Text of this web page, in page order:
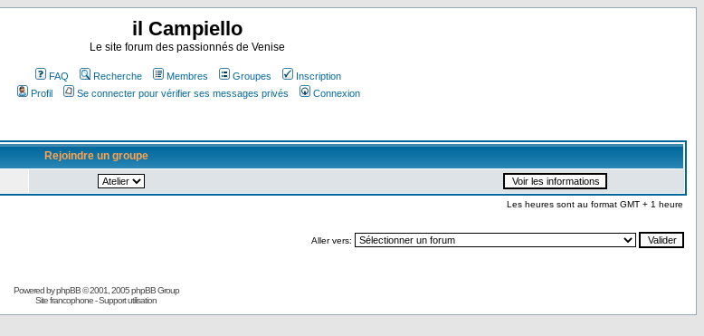
il Campiello
Le site forum des passionnés de Venise
FAQ Recherche Membres Groupes
Inscription
Profil
Se connecter pour vérifier ses messages privés Connexion
Rejoindre un groupe
Les heures sont au format GMT + 1 heure
Aller vers:
Powered byphpBB© 2001, 2005 phpBB Group
Site francophone-Support utilisation